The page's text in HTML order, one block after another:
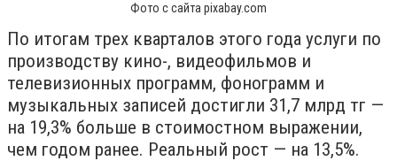
Фото с сайта pixabay.com
По итогам трех кварталов этого года услуги по
производству кино-, видеофильмов и
телевизионных программ, фонограмм и
музыкальных записей достигли 31,7 млрд тг —
на 19,3% больше в стоимостном выражении,
чем годом ранее. Реальный рост — на 13,5%.